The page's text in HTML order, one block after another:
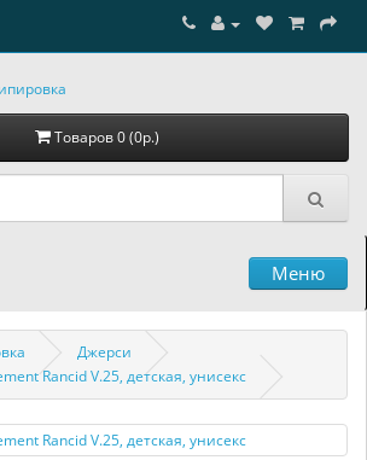
Товаров 0 (0р.)
Меню
Джерси
Rancid V.25, детская, унисекс